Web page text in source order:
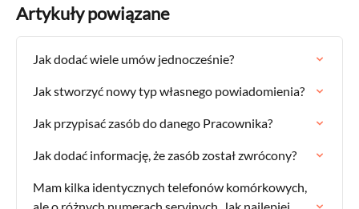
Artykuły powiązane
Jak dodać wiele umów jednocześnie?
Jak stworzyć nowy typ własnego powiadomienia?
Jak przypisać zasób do danego Pracownika?
Jak dodać informację, że zasób został zwrócony?
Mam kilka identycznych telefonów komórkowych,